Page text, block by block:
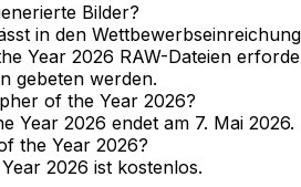
Bilder?
in den
Year 2026 RAW-Dateien
gebeten werden.
of the Year 2026?
Year 2026 endet am 7. Mai 2026.
the Year 2026?
2026 ist kostenlos.